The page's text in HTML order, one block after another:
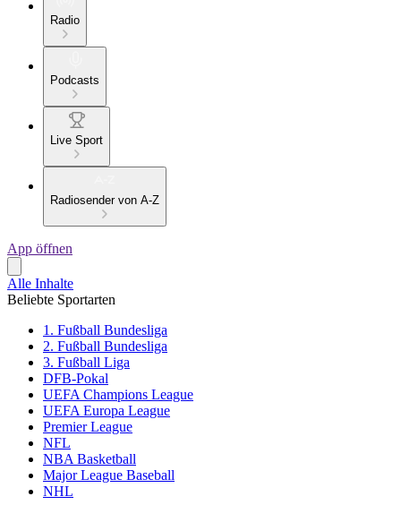
Radio
Podcasts
Live Sport
Radiosender von A-Z
App öffnen
Alle Inhalte
Beliebte Sportarten
1. Fußball Bundesliga
2. Fußball Bundesliga
3. Fußball Liga
DFB-Pokal
UEFA Champions League
UEFA Europa League
Premier League
NFL
NBA Basketball
Major League Baseball
NHL